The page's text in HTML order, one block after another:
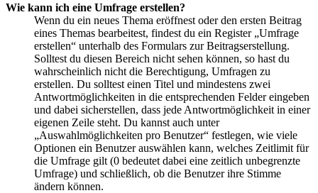
Wie kann ich eine Umfrage erstellen?
Wenn du ein neues Thema eröffnest oder den ersten Beitrag
eines Themas bearbeitest, findest du ein Register „Umfrage
erstellen“ unterhalb des Formulars zur Beitragserstellung.
Solltest du diesen Bereich nicht sehen können, so hast du
wahrscheinlich nicht die Berechtigung, Umfragen zu
erstellen. Du solltest einen Titel und mindestens zwei
Antwortmöglichkeiten in die entsprechenden Felder eingeben
und dabei sicherstellen, dass jede Antwortmöglichkeit in einer
eigenen Zeile steht. Du kannst auch unter
„Auswahlmöglichkeiten pro Benutzer“ festlegen, wie viele
Optionen ein Benutzer auswählen kann, welches Zeitlimit für
die Umfrage gilt (0 bedeutet dabei eine zeitlich unbegrenzte
Umfrage) und schließlich, ob die Benutzer ihre Stimme
ändern können.